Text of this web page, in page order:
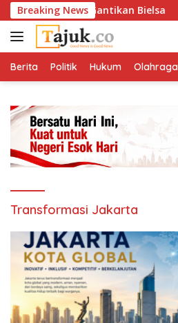
Langsung
ke
konten
Breaking News
Uruguay Gantikan Bielsa
Berita Politik Hukum Olahraga
Transformasi Jakarta